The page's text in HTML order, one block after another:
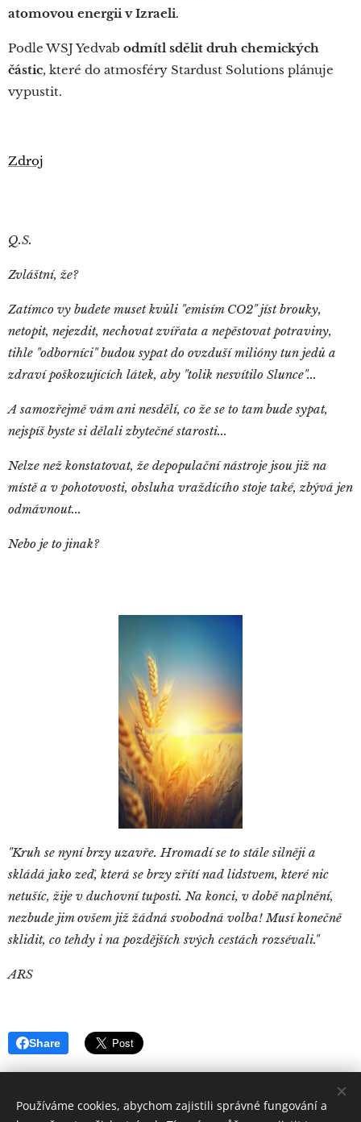
atomovou energii v Izraeli.
Podle WSJ Yedvab odmítl sdělit druh chemických
částic, které do atmosféry Stardust Solutions plánuje
vypustit.
Zdroj
Q.S.
Zvláštní, že?
Zatímco vy budete muset kvůli "emisím CO2" jíst brouky,
netopit, nejezdit, nechovat zvířata a nepěstovat potraviny,
tihle "odborníci" budou sypat do ovzduší milióny tun jedů a
zdraví poškozujících látek, aby "tolik nesvítilo Slunce"...
A samozřejmě vám ani nesdělí, co že se to tam bude sypat,
nejspíš byste si dělali zbytečné starosti...
Nelze než konstatovat, že depopulační nástroje jsou již na
místě a v pohotovosti, obsluha vraždícího stoje také, zbývá jen
odmávnout...
Nebo je to jinak?
"Kruh se nyní brzy uzavře. Hromadí se to stále silněji a
skládá jako zeď, která se brzy zřítí nad lidstvem, které nic
netušíc, žije v duchovní tuposti. Na konci, v době naplnění,
nezbude jim ovšem již žádná svobodná volba!Musí konečně
sklidit, co tehdy i na pozdějších svých cestách rozsévali."
ARS
Share
Používáme cookies, abychom zajistili správné fungování a